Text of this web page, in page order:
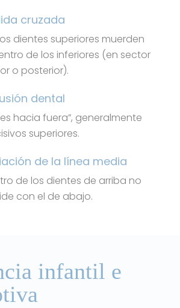
cruzada
dientes superiores muerden
de los inferiores (en sector
o posterior).
dental
hacia fuera”, generalmente
superiores.
de la línea media
de los dientes de arriba no
con el de abajo.
infantil e